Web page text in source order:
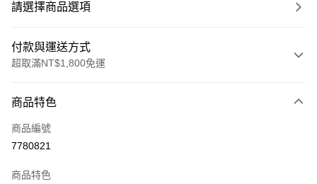
請選擇商品選項
付款與運送方式
超取滿NT$1,800免運
信用卡一次付款
超商取貨付款
商品特色
商品編號
7780821
商品特色